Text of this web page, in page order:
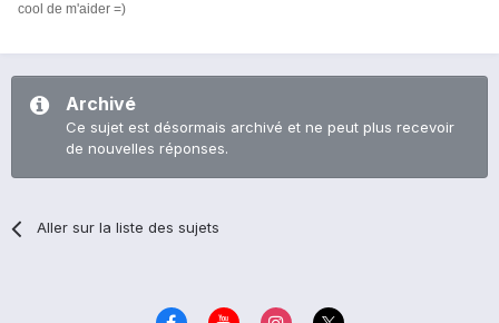
cool de m'aider =)
Archivé
Ce sujet est désormais archivé et ne peut plus recevoir
de nouvelles réponses.
Aller sur la liste des sujets